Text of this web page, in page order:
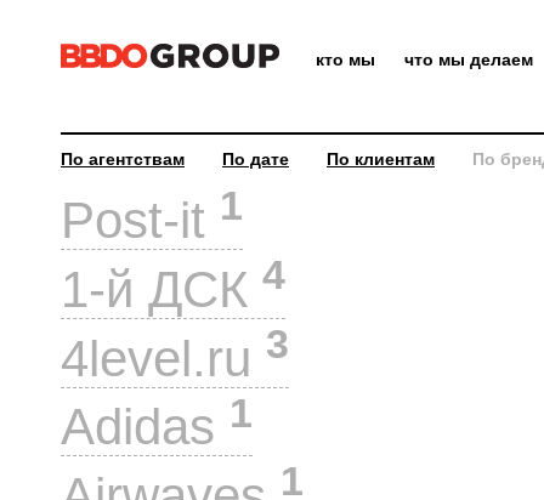
кто мы что мы делаем
По агентствам По дате По клиентам По
Post-it 1
1-й ДСК 4
4level.ru 3
Adidas 1
1